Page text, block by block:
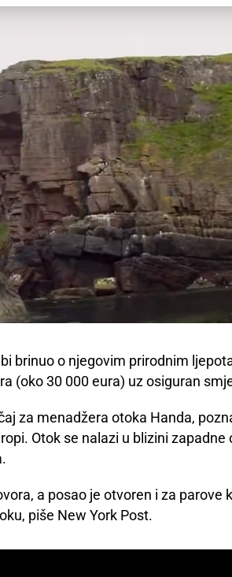
brinuo o njegovim prirodnim
(oko 30 000 eura) uz osiguran
za menadžera otoka Handa,
Otok se nalazi u blizini zapadne
a posao je otvoren i za parove
piše New York Post.